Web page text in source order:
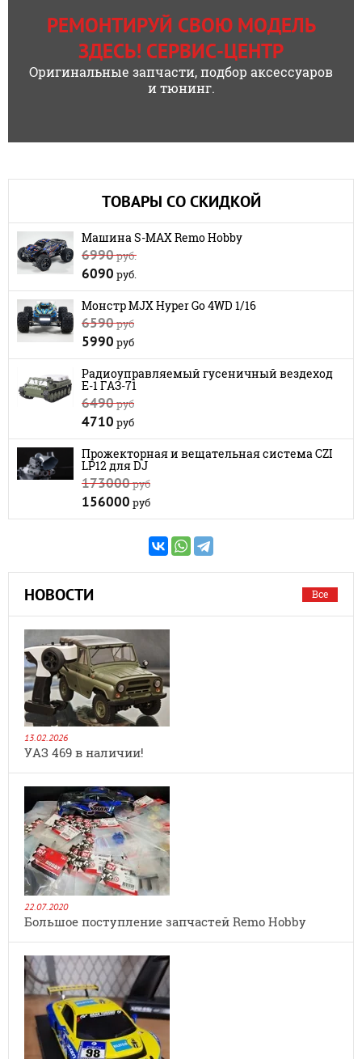
РЕМОНТИРУЙ СВОЮ МОДЕЛЬ
ЗДЕСЬ! СЕРВИС-ЦЕНТР
Оригинальные запчасти, подбор аксессуаров
и тюнинг.
ТОВАРЫ СО СКИДКОЙ
Машина S-MAX Remo Hobby
6990руб.
6090 руб.
Монстр MJX Hyper Go 4WD 1/16
6590руб
5990 руб
Радиоуправляемый гусеничный вездеход
E-1 ГАЗ-71
6490руб
4710 руб
Прожекторная и вещательная система CZI
LP12 для DJ
173000руб
156000 руб
НОВОСТИ Все
13.02.2026
УАЗ 469 в наличии!
22.07.2020
Большое поступление запчастей Remo Hobby